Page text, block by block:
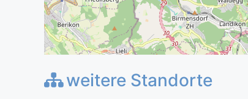
weitere Standorte